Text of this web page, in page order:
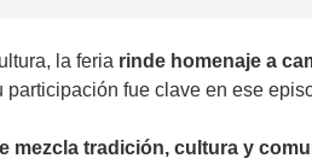
la feria rinde homenaje a
participación fue clave en ese
mezcla tradición, cultura y